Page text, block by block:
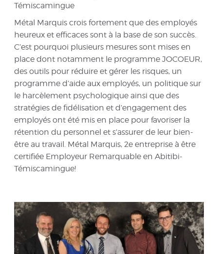
Témiscamingue
Métal Marquis crois fortement que des employés
heureux et efficaces sont à la base de son succès.
C’est pourquoi plusieurs mesures sont mises en
place dont notamment le programme JOCOEUR,
des outils pour réduire et gérer les risques, un
programme d’aide aux employés, un politique sur
le harcèlement psychologique ainsi que des
stratégies de fidélisation et d’engagement des
employés ont été mis en place pour favoriser la
rétention du personnel et s’assurer de leur bien-
être au travail. Métal Marquis, 2e entreprise à être
certifiée Employeur Remarquable en Abitibi-
Témiscamingue!